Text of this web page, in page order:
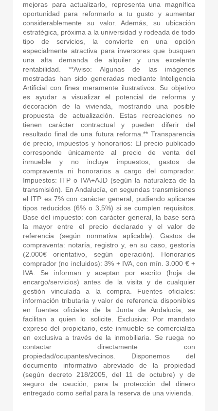
mejoras para actualizarlo, representa una magnífica
oportunidad para reformarlo a tu gusto y aumentar
considerablemente su valor. Además, su ubicación
estratégica, próxima a la universidad y rodeada de todo
tipo de servicios, la convierte en una opción
especialmente atractiva para inversores que busquen
una alta demanda de alquiler y una excelente
rentabilidad. **Aviso: Algunas de las imágenes
mostradas han sido generadas mediante Inteligencia
Artificial con fines meramente ilustrativos. Su objetivo
es ayudar a visualizar el potencial de reforma y
decoración de la vivienda, mostrando una posible
propuesta de actualización. Estas recreaciones no
tienen carácter contractual y pueden diferir del
resultado final de una futura reforma.** Transparencia
de precio, impuestos y honorarios: El precio publicado
corresponde únicamente al precio de venta del
inmueble y no incluye impuestos, gastos de
compraventa ni honorarios a cargo del comprador.
Impuestos: ITP o IVA+AJD (según la naturaleza de la
transmisión). En Andalucía, en segundas transmisiones
el ITP es 7% con carácter general, pudiendo aplicarse
tipos reducidos (6% o 3,5%) si se cumplen requisitos.
Base del impuesto: con carácter general, la base será
la mayor entre el precio declarado y el valor de
referencia (según normativa aplicable). Gastos de
compraventa: notaría, registro y, en su caso, gestoría
(2.000€ orientativo, según operación). Honorarios
comprador (no incluidos): 3% + IVA, con mín. 3.000 € +
IVA. Se informan y aceptan por escrito (hoja de
encargo/servicios) antes de la visita y de cualquier
gestión vinculada a la compra. Fuentes oficiales:
información tributaria y valor de referencia disponibles
en fuentes oficiales de la Junta de Andalucía, se
facilitan a quien lo solicite. Exclusiva: Por mandato
expreso del propietario, este inmueble se comercializa
en exclusiva a través de la inmobiliaria. Se ruega no
contactar directamente con
propiedad/ocupantes/vecinos. Disponemos del
documento informativo abreviado de la propiedad
(según decreto 218/2005, del 11 de octubre) y de
seguro de caución, para la protección del dinero
entregado como señal para la reserva de una vivienda.